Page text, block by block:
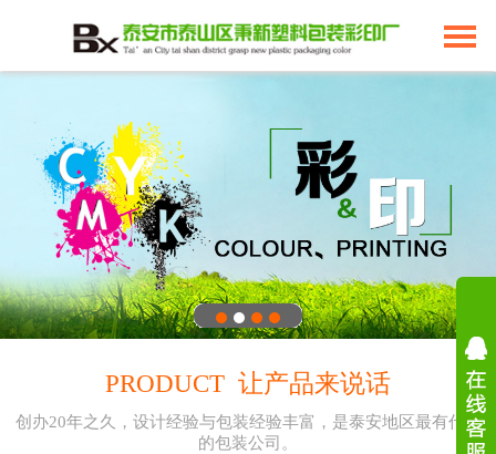
PRODUCT 让产品来说话
创办20年之久，设计经验与包装经验丰富，是泰安地区最有代表
的包装公司。